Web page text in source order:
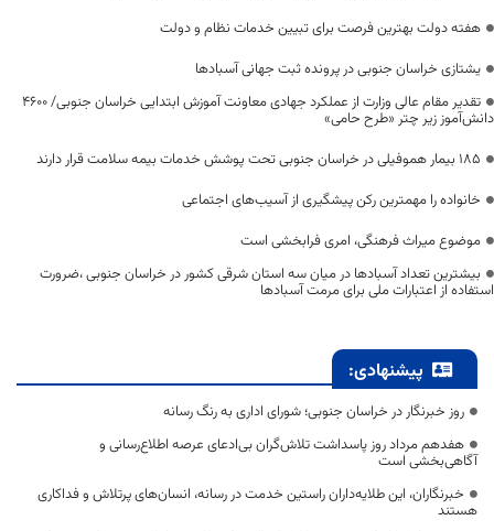
هفته دولت بهترین فرصت برای تبیین خدمات نظام و دولت
یشتازی خراسان جنوبی در پرونده ثبت جهانی آسبادها
تقدیر مقام عالی وزارت از عملکرد جهادی معاونت آموزش ابتدایی خراسان جنوبی/ ۴۶۰۰
دانش‌آموز زیر چتر «طرح حامی»
۱۸۵ بیمار هموفیلی در خراسان جنوبی تحت پوشش خدمات بیمه سلامت قرار دارند
خانواده را مهمترین رکن پیشگیری از آسیب‌های اجتماعی
موضوع میراث فرهنگی، امری فرابخشی است
بیشترین تعداد آسبادها در میان سه استان شرقی کشور در خراسان جنوبی ،ضرورت
استفاده از اعتبارات ملی برای مرمت آسبادها
پیشنهادی:
روز خبرنگار در خراسان جنوبی؛ شورای اداری به رنگ رسانه
هفدهم مرداد روز پاسداشت تلاش‌گران بی‌ادعای عرصه اطلاع‌رسانی و
آگاهی‌بخشی است
خبرنگاران، این طلایه‌داران راستین خدمت در رسانه، انسان‌های پرتلاش و فداکاری
هستند